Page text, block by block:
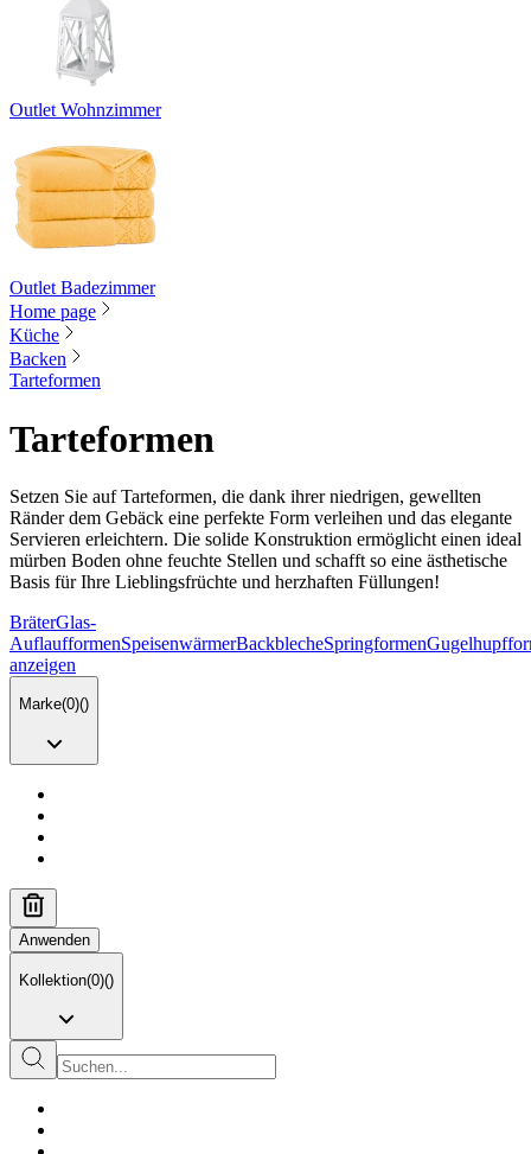
Outlet Wohnzimmer
Outlet Badezimmer
Home page
Küche
Backen
Tarteformen
Tarteformen
Setzen Sie auf Tarteformen, die dank ihrer niedrigen, gewellten
Ränder dem Gebäck eine perfekte Form verleihen und das elegante
Servieren erleichtern. Die solide Konstruktion ermöglicht einen ideal
mürben Boden ohne feuchte Stellen und schafft so eine ästhetische
Basis für Ihre Lieblingsfrüchte und herzhaften Füllungen!
BräterGlas-
AuflaufformenSpeisenwärmerBackblecheSpringformen
anzeigen
Marke(0)()
Anwenden
Kollektion(0)()